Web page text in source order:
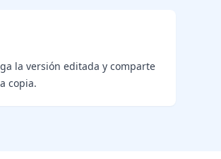
la versión editada y comparte
copia.